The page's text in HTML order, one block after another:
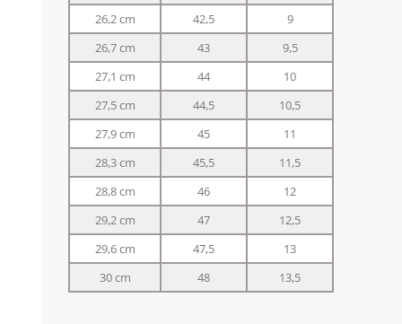
26,2 cm
42,5
9
26,7 cm
43
9,5
27,1 cm
44
10
27,5 cm
44,5
10,5
27,9 cm
45
11
28,3 cm
45,5
11,5
28,8 cm
46
12
29,2 cm
47
12,5
29,6 cm
47,5
13
30 cm
48 13,5